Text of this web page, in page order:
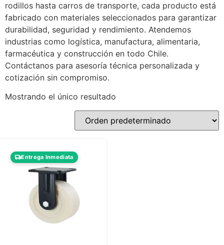
rodillos hasta carros de transporte, cada producto está
fabricado con materiales seleccionados para garantizar
durabilidad, seguridad y rendimiento. Atendemos
industrias como logística, manufactura, alimentaria,
farmacéutica y construcción en todo Chile.
Contáctanos para asesoría técnica personalizada y
cotización sin compromiso.
Mostrando el único resultado
Entrega Inmediata